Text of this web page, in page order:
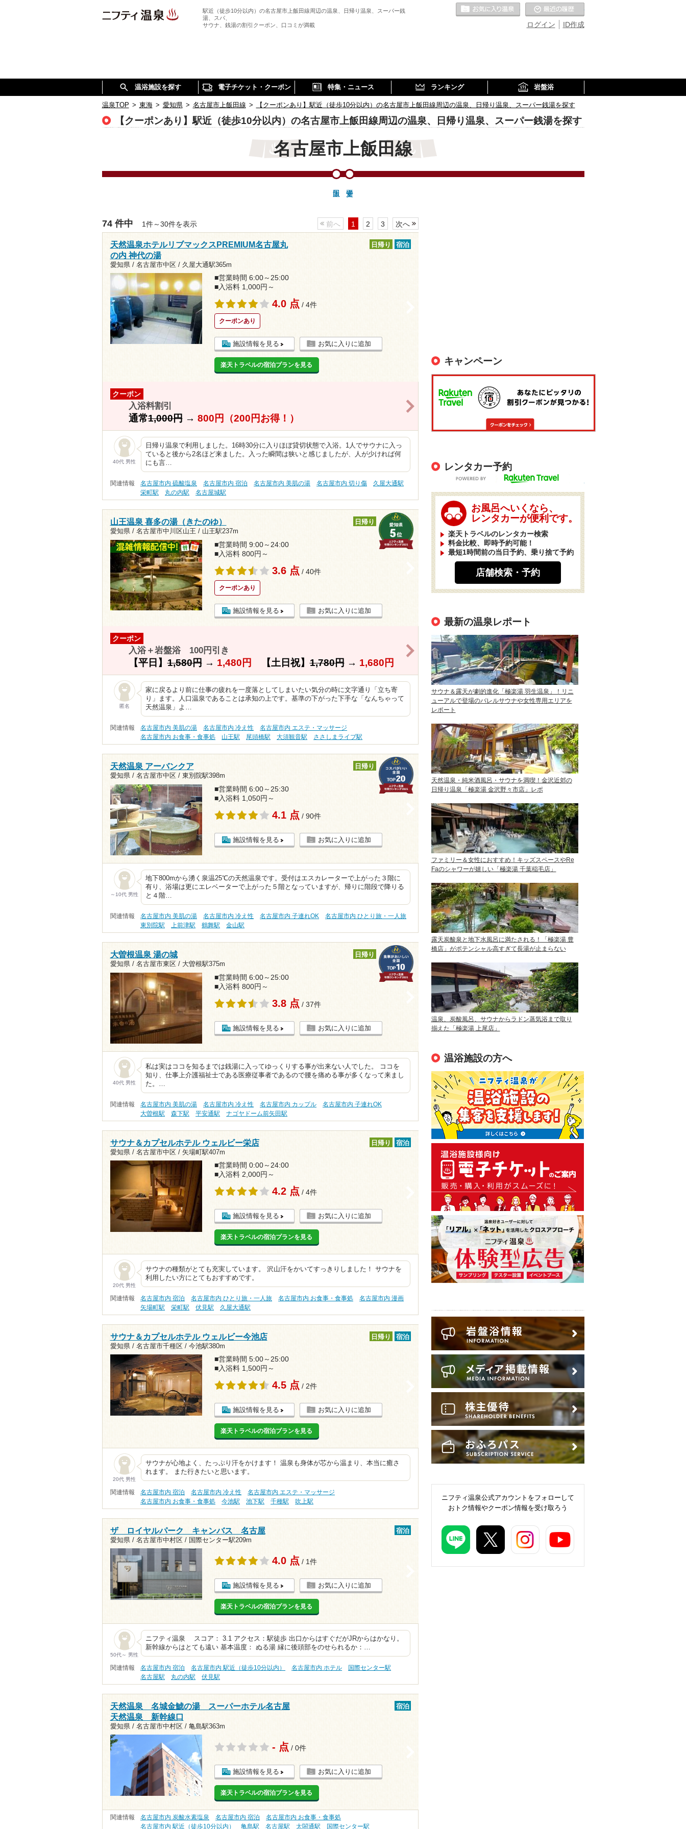
駅近（徒歩10分以内）の名古屋市上飯田線周辺の温泉、日帰り温泉、スーパー銭
湯、スパ、
サウナ、銭湯の割引クーポン、口コミが満載
ID作成
ログイン
お気に入りの温泉
温浴施設を探す 電子チケット・クーポン 特集・ニュース ランキング 岩盤浴
温泉TOP > 東海 > 愛知県 > 名古屋市上飯田線 > 【クーポンあり】駅近（徒歩10分以内）の名古屋市上飯田線周辺の温泉、日帰り温泉、スーパー銭湯を探す
【クーポンあり】駅近（徒歩10分以内）の名古屋市上飯田線周辺の温泉、日帰り温泉、スーパー銭湯を探す
名古屋市上飯田線
74 件中 1件～30件を表示 前へ 1 2 3 次へ
天然温泉ホテルリブマックスPREMIUM名古屋丸
の内 神代の湯
愛知県 / 名古屋市中区 / 久屋大通駅365m
日帰り 宿泊
■営業時間 6:00～25:00
■入浴料 1,000円～
4.0 点 / 4件
クーポンあり
施設情報を見る お気に入りに追加
楽天トラベルの宿泊プランを見る
クーポン
入浴料割引
通常1,000円→ 800円（200円お得！）
40代 男性
日帰り温泉で利用しました。16時30分に入りほぼ貸切状態で入浴。1人でサウナに入っ
ていると後から2名ほど来ました。入った瞬間は狭いと感じましたが、人が少ければ何
にも言…
関連情報 名古屋市内 硫酸塩泉 名古屋市内 宿泊 名古屋市内 美肌の湯 名古屋市内 切り傷
久屋大通駅
栄町駅
丸の内駅 名古屋城駅
山王温泉 喜多の湯（きたのゆ）
愛知県 / 名古屋市中川区山王 / 山王駅237m
日帰り
■営業時間 9:00～24:00
■入浴料 800円～
3.6 点 / 40件
クーポンあり
施設情報を見る お気に入りに追加
クーポン
入浴＋岩盤浴 100円引き
【平日】1,580円→ 1,480円 【土日祝】1,780円→ 1,680円
匿名
家に戻るより前に仕事の疲れを一度落としてしまいたい気分の時に文字通り「立ち寄
り」ます。人口温泉であることは承知の上です。基準の下がった下手な「なんちゃって
天然温泉」よ…
関連情報 名古屋市内 美肌の湯 名古屋市内 冷え性
名古屋市内 エステ・マッサージ
名古屋市内 お食事・食事処
山王駅 尾頭橋駅 大須観音駅 ささしまライブ駅
天然温泉 アーバンクア
愛知県 / 名古屋市中区 / 東別院駅398m
日帰り
■営業時間 6:00～25:30
■入浴料 1,050円～
4.1 点 / 90件
施設情報を見る お気に入りに追加
～10代 男性
地下800mから湧く泉温25℃の天然温泉です。受付はエスカレーターで上がった３階に
有り、浴場は更にエレベーターで上がった５階となっていますが、帰りに階段で降りる
と４階…
関連情報 名古屋市内 美肌の湯 名古屋市内 冷え性 名古屋市内 子連れOK
名古屋市内 ひとり旅・一人旅
東別院駅
上前津駅 鶴舞駅 金山駅
大曽根温泉 湯の城
愛知県 / 名古屋市東区 / 大曽根駅375m
日帰り
■営業時間 6:00～25:00
■入浴料 800円～
3.8 点 / 37件
施設情報を見る お気に入りに追加
40代 男性
私は実はココを知るまでは銭湯に入ってゆっくりする事が出来ない人でした。 ココを
知り、仕事上介護福祉士である医療従事者であるので腰を痛める事が多くなって来まし
た。…
関連情報 名古屋市内 美肌の湯 名古屋市内 冷え性 名古屋市内 カップル
名古屋市内 子連れOK
大曽根駅
森下駅 平安通駅 ナゴヤドーム前矢田駅
サウナ＆カプセルホテル ウェルビー栄店
愛知県 / 名古屋市中区 / 矢場町駅407m
日帰り 宿泊
■営業時間 0:00～24:00
■入浴料 2,000円～
4.2 点 / 4件
施設情報を見る お気に入りに追加
楽天トラベルの宿泊プランを見る
20代 男性
サウナの種類がとても充実しています。 沢山汗をかいてすっきりしました！ サウナを
利用したい方にとてもおすすめです。
関連情報 名古屋市内 宿泊 名古屋市内 ひとり旅・一人旅 名古屋市内 お食事・食事処
名古屋市内 漫画
矢場町駅
栄町駅 伏見駅 久屋大通駅
サウナ＆カプセルホテル ウェルビー今池店
愛知県 / 名古屋市千種区 / 今池駅380m
日帰り 宿泊
■営業時間 5:00～25:00
■入浴料 1,500円～
4.5 点 / 2件
施設情報を見る お気に入りに追加
楽天トラベルの宿泊プランを見る
20代 男性
サウナが心地よく、たっぷり汗をかけます！ 温泉も身体が芯から温まり、本当に癒さ
れます。 また行きたいと思います。
関連情報 名古屋市内 宿泊 名古屋市内 冷え性
名古屋市内 エステ・マッサージ
名古屋市内 お食事・食事処
今池駅 池下駅 千種駅 吹上駅
ザ ロイヤルパーク キャンバス 名古屋
愛知県 / 名古屋市中村区 / 国際センター駅209m
宿泊
4.0 点 / 1件
施設情報を見る お気に入りに追加
楽天トラベルの宿泊プランを見る
50代～ 男性
ニフティ温泉 スコア： 3.1 アクセス：駅徒歩 出口からはすぐだがJRからはかなり。
新幹線からはとても遠い 基本温度： ぬる湯 縁に後頭部をのせられるか：…
関連情報 名古屋市内 宿泊 名古屋市内 駅近（徒歩10分以内） 名古屋市内 ホテル
国際センター駅
名古屋駅
丸の内駅 伏見駅
天然温泉 名城金鯱の湯 スーパーホテル名古屋
天然温泉 新幹線口
愛知県 / 名古屋市中村区 / 亀島駅363m
宿泊
- 点 / 0件
施設情報を見る お気に入りに追加
楽天トラベルの宿泊プランを見る
関連情報 名古屋市内 炭酸水素塩泉 名古屋市内 宿泊
名古屋市内 お食事・食事処
名古屋市内 駅近（徒歩10分以内）
亀島駅 名古屋駅 太閤通駅 国際センター駅
キャンペーン
レンタカー予約
お風呂へいくなら、
レンタカーが便利です。
楽天トラベルのレンタカー検索
料金比較、即時予約可能！
最短1時間前の当日予約、乗り捨て予約
店舗検索・予約
最新の温泉レポート
サウナ＆露天が劇的進化「極楽湯 羽生温泉」！リニ
ューアルで登場のバレルサウナや女性専用エリアを
レポート
天然温泉・純米酒風呂・サウナを満喫！金沢近郊の
日帰り温泉「極楽湯 金沢野々市店」レポ
ファミリー＆女性におすすめ！キッズスペースやRe
Faのシャワーが嬉しい「極楽湯 千葉稲毛店」
露天炭酸泉と地下水風呂に満たされる！「極楽湯 豊
橋店」がポテンシャル高すぎて長湯が止まらない
温泉、炭酸風呂、サウナからラドン蒸気浴まで取り
揃えた「極楽湯 上尾店」
温浴施設の方へ
ニフティ温泉を使って手軽に
ニフティ温泉公式アカウントをフォローして
おトク情報やクーポン情報を受け取ろう